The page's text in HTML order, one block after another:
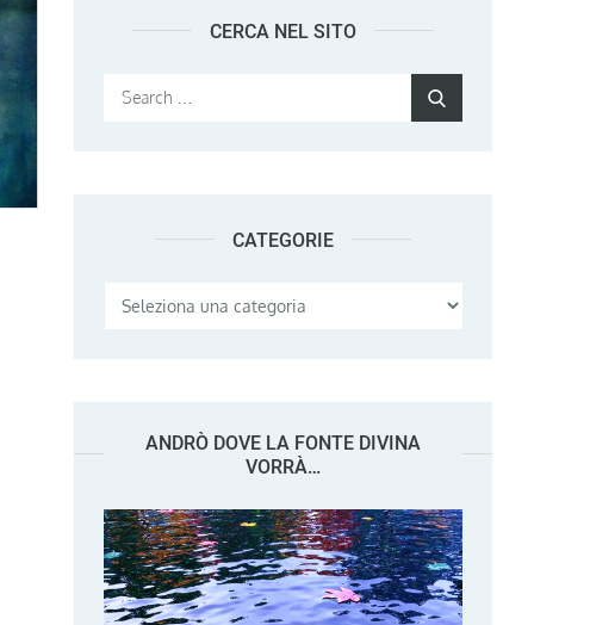
CERCA NEL SITO
Search
CATEGORIE
Categorie
ANDRÒ DOVE LA FONTE DIVINA
VORRÀ…